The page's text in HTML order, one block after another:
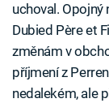
uchoval.
Dubied Père et
změnám v
příjmení z
nedalekém, ale